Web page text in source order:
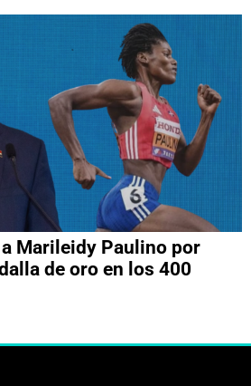
Marileidy Paulino por
de oro en los 400